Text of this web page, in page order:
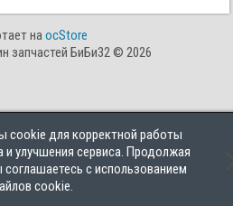
cookie для корректной работы
и улучшения сервиса. Продолжая
с использованием
cookie.
наocStore
запчастей БиБи32 © 2026